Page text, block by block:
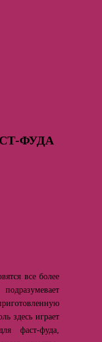
ФУДА
все более
здесь играет
фаст-фуда,